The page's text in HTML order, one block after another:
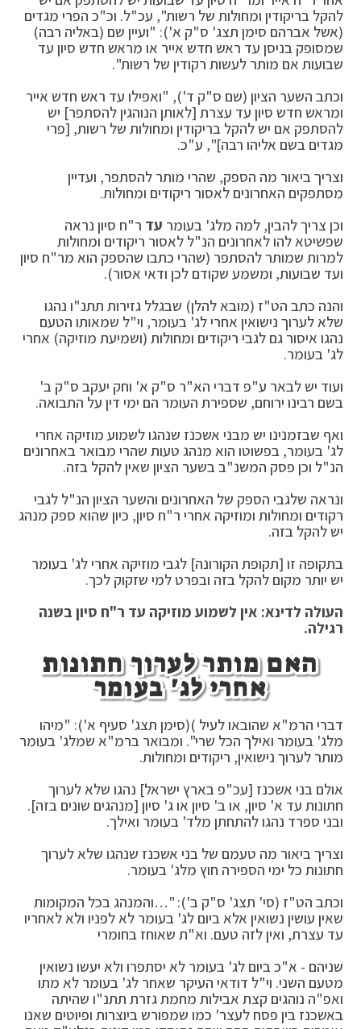
להקל בריקודין ומחולות של רשות", עכ"ל. וכ"כ הפרי מגדים
(אשל אברהם סימן תצג' ס"ק א'): "ועיין שם (באליה רבה)
שמסופק בניסן עד ראש חדש אייר או מראש חדש סיון עד
שבועות אם מותר לעשות רקודין של רשות".
וכתב השער הציון (שם ס"ק ד'), "ואפילו עד ראש חדש אייר
ומראש חדש סיון עד עצרת [לאותן הנוהגין להסתפר] יש
להסתפק אם יש להקל בריקודין ומחולות של רשות, [פרי
מגדים בשם אליהו רבה]", ע"כ.
וצריך ביאור מה הספק, שהרי מותר להסתפר, ועדיין
מסתפקים האחרונים לאסור ריקודים ומחולות.
וכן צריך להבין, למה מלג' בעומר עד ר"ח סיון נראה
שפשיטא להו לאחרונים הנ"ל לאסור ריקודים ומחולות
למרות שמותר להסתפר (שהרי כתבו שהספק הוא מר"ח סיון
ועד שבועות, ומשמע שקודם לכן ודאי אסור).
והנה כתב הט"ז (מובא להלן) שבגלל גזירות תתנ"ו נהגו
שלא לערוך נישואין אחרי לג' בעומר, וי"ל שמאותו הטעם
נהגו איסור גם לגבי ריקודים ומחולות (ושמיעת מוזיקה) אחרי
לג' בעומר.
ועוד יש לבאר ע"פ דברי הא"ר ס"ק א' וחק יעקב ס"ק ב'
בשם רבינו ירוחם, שספירת העומר הם ימי דין על התבואה.
ואף שבזמנינו יש מבני אשכנז שנהגו לשמוע מוזיקה אחרי
לג' בעומר, בפשוטו הוא מנהג טעות שהרי מבואר באחרונים
הנ"ל וכן פסק המשנ"ב בשער הציון שאין להקל בזה.
ונראה שלגבי הספק של האחרונים והשער הציון הנ"ל לגבי
רקודים ומחולות ומוזיקה אחרי ר"ח סיון, כיון שהוא ספק מנהג
יש להקל בזה.
בתקופה זו [תקופת הקורונה] לגבי מוזיקה אחרי לג' בעומר
יש יותר מקום להקל בזה ובפרט למי שזקוק לכך.
העולה לדינא: אין לשמוע מוזיקה עד ר"ח סיון בשנה
רגילה.
האם מותר לערוך חתונות
אחרי לג' בעומר
דברי הרמ"א שהובאו לעיל )(סימן תצג' סעיף א'): "מיהו
מלג' בעומר ואילך הכל שרי". ומבואר ברמ"א שמלג' בעומר
מותר לערוך נישואין, ריקודים ומחולות.
אולם בני אשכנז [עכ"פ בארץ ישראל] נהגו שלא לערוך
חתונות עד א' סיון, או ב' סיון או ג' סיון [מנהגים שונים בזה].
ובני ספרד נהגו להתחתן מלד' בעומר ואילך.
וצריך ביאור מה טעמם של בני אשכנז שנהגו שלא לערוך
חתונות כל ימי הספירה חוץ מלג' בעומר.
וכתב הט"ז (סי' תצג' ס"ק ב'): "…והמנהג בכל המקומות
שאין עושין נשואין אלא ביום לג' בעומר לא לפניו ולא לאחריו
עד עצרת, ואין לזה טעם. וא"ת שאוחז בחומרי
שניהם - א"כ ביום לג' בעומר לא יסתפרו ולא יעשו נשואין
מטעם השני. וי"ל דודאי העיקר שאחר לג' בעומר לא מתו
ואפ"ה נוהגים קצת אבילות מחמת גזרת תתנ"ו שהיתה
באשכנז בין פסח לעצר' כמו שמפורש ביוצרות ופיוטים שאנו